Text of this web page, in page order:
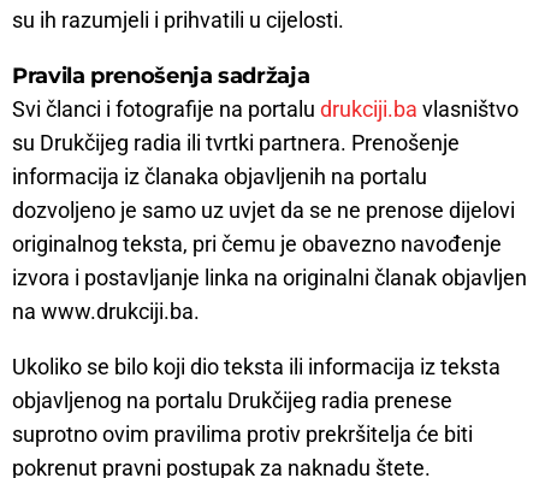
su ih razumjeli i prihvatili u cijelosti.
Pravila prenošenja sadržaja
Svi članci i fotografije na portalu drukciji.ba vlasništvo
su Drukčijeg radia ili tvrtki partnera. Prenošenje
informacija iz članaka objavljenih na portalu
dozvoljeno je samo uz uvjet da se ne prenose dijelovi
originalnog teksta, pri čemu je obavezno navođenje
izvora i postavljanje linka na originalni članak objavljen
na www.drukciji.ba.
Ukoliko se bilo koji dio teksta ili informacija iz teksta
objavljenog na portalu Drukčijeg radia prenese
suprotno ovim pravilima protiv prekršitelja će biti
pokrenut pravni postupak za naknadu štete.